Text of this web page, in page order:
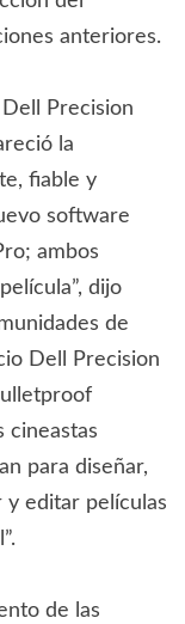
anteriores.
Precision
la
fiable y
software
ambos
dijo
de
Dell Precision
cineastas
para diseñar,
y editar películas
de las